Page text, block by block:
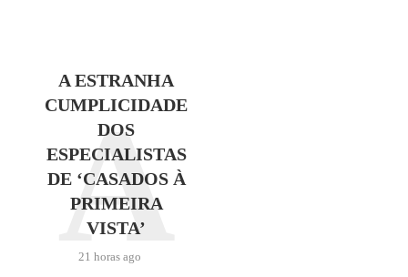
A ESTRANHA
CUMPLICIDADE
DOS
ESPECIALISTAS
DE ‘CASADOS À
PRIMEIRA
VISTA’
21 horas ago
A